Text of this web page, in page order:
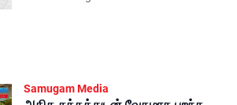
அதிக சத்தத்துடன் வேகமாக பறந்த